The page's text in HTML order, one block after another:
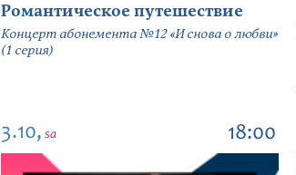
Романтическое путешествие
Концерт абонемента №12 «И снова о любви»
(1 серия)
3.10, sa 18:00